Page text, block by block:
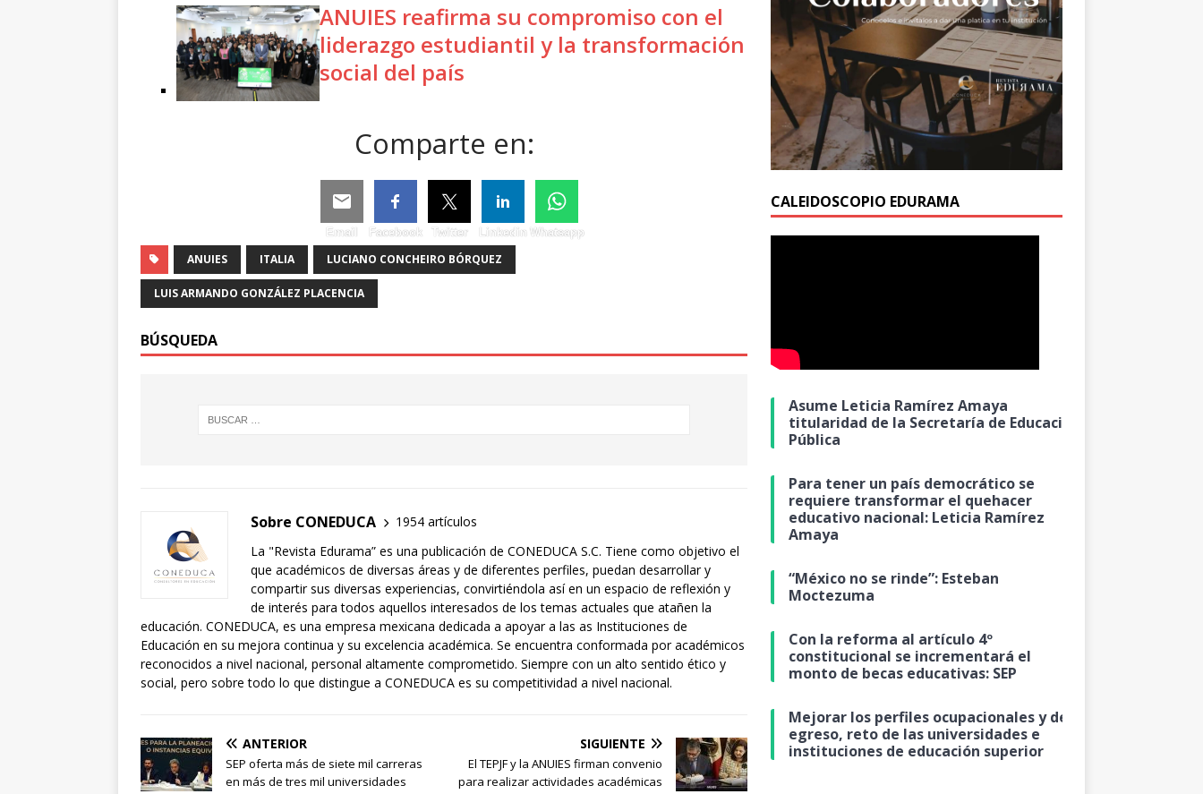
ANUIES reafirma su compromiso con el
liderazgo estudiantil y la transformación
social del país
Comparte en:
Email Facebook Twitter Linkedin Whatsapp
ANUIES ITALIA LUCIANO CONCHEIRO BÓRQUEZ
LUIS ARMANDO GONZÁLEZ PLACENCIA
BÚSQUEDA
Sobre CONEDUCA
1954 artículos
La "Revista Edurama” es una publicación de CONEDUCA S.C. Tiene como objetivo el
que académicos de diversas áreas y de diferentes perfiles, puedan desarrollar y
compartir sus diversas experiencias, convirtiéndola así en un espacio de reflexión y
de interés para todos aquellos interesados de los temas actuales que atañen la
educación. CONEDUCA, es una empresa mexicana dedicada a apoyar a las as Instituciones de
Educación en su mejora continua y su excelencia académica. Se encuentra conformada por académicos
reconocidos a nivel nacional, personal altamente comprometido. Siempre con un alto sentido ético y
social, pero sobre todo lo que distingue a CONEDUCA es su competitividad a nivel nacional.
ANTERIOR
SEP oferta más de siete mil carreras
en más de tres mil universidades
SIGUIENTE
El TEPJF y la ANUIES firman convenio
para realizar actividades académicas
CALEIDOSCOPIO EDURAMA
Asume Leticia Ramírez Amaya
titularidad de la Secretaría de Educación
Pública
Para tener un país democrático se
requiere transformar el quehacer
educativo nacional: Leticia Ramírez
Amaya
“México no se rinde”: Esteban
Moctezuma
Con la reforma al artículo 4º
constitucional se incrementará el
monto de becas educativas: SEP
Mejorar los perfiles ocupacionales y de
egreso, reto de las universidades e
instituciones de educación superior